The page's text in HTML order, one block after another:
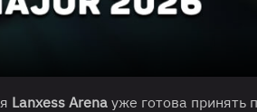
Lanxess Arena уже готова принять